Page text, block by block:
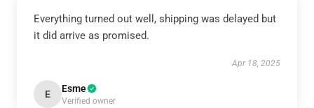
Everything turned out well, shipping was delayed but
it did arrive as promised.
Apr 18, 2025
E Esme
Verified owner